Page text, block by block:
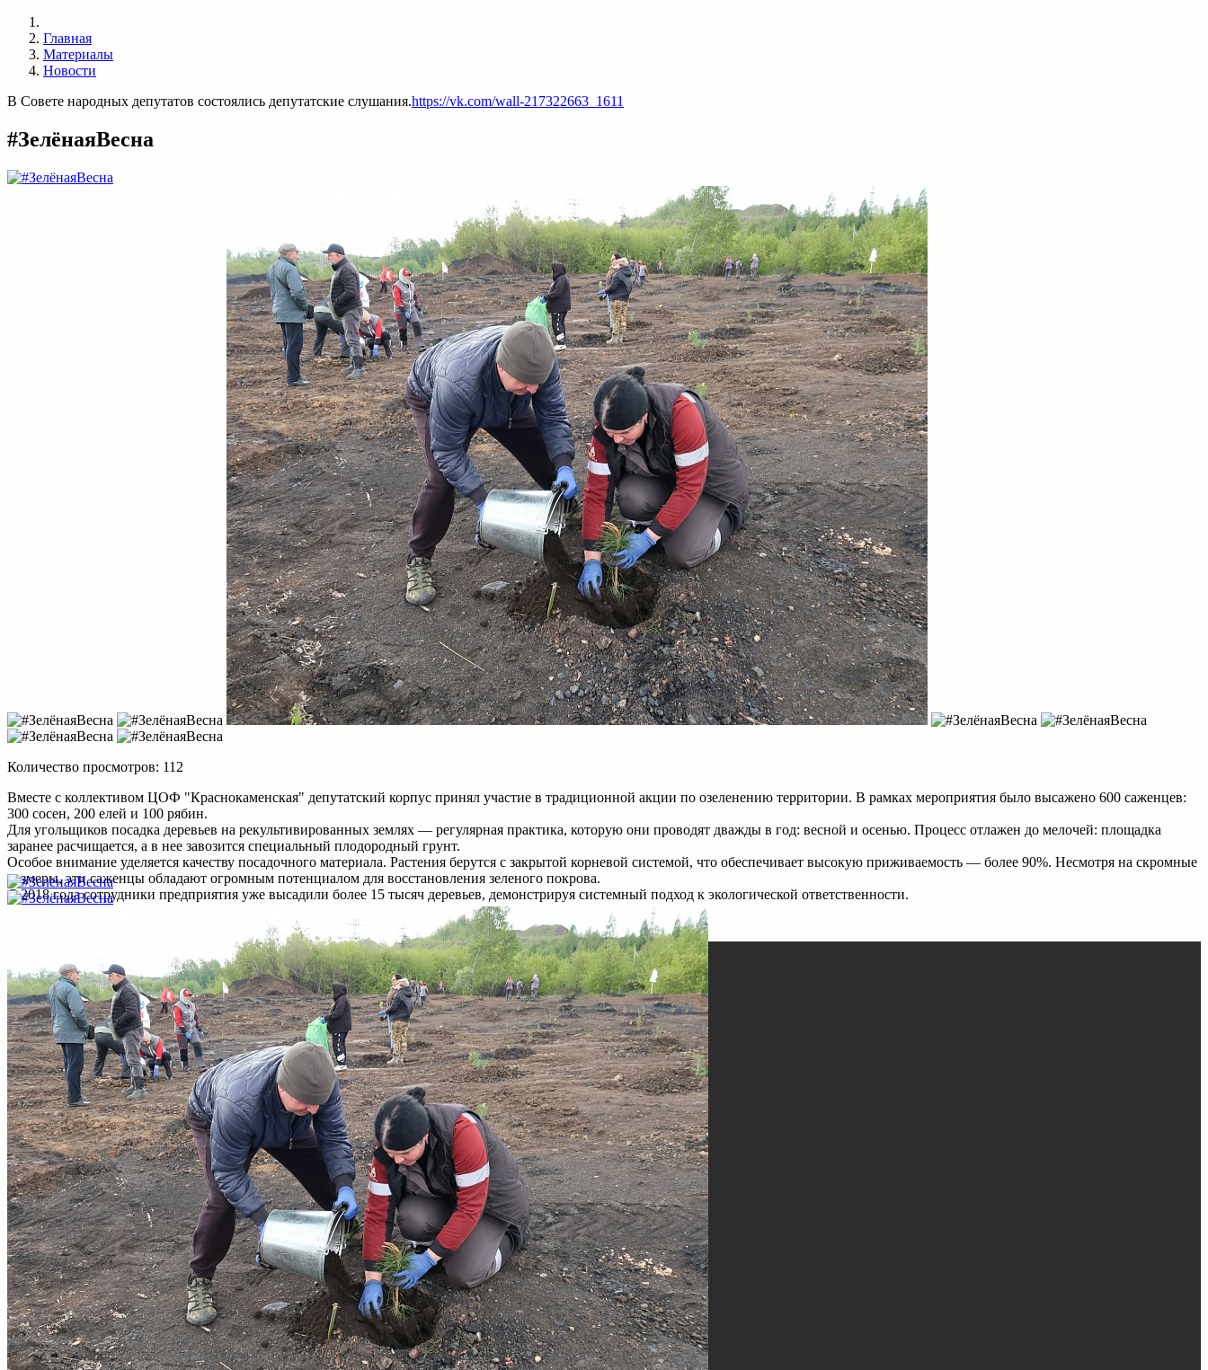
Главная
Материалы
Новости
В Совете народных депутатов состоялись депутатские слушания.https://vk.com/wall-217322663_1611
#ЗелёнаяВесна
Количество просмотров: 112
Вместе c коллективом ЦОФ "Краснокаменская" депутатский корпус принял участие в традиционной акции по озеленению территории. В рамках мероприятия было высажено 600 саженцев:
300 сосен, 200 елей и 100 рябин.
Для угольщиков посадка деревьев на рекультивированных землях — регулярная практика, которую они проводят дважды в год: весной и осенью. Процесс отлажен до мелочей: площадка
заранее расчищается, а в нее завозится специальный плодородный грунт.
Особое внимание уделяется качеству посадочного материала. Растения берутся с закрытой корневой системой, что обеспечивает высокую приживаемость — более 90%. Несмотря на скромные
размеры, эти саженцы обладают огромным потенциалом для восстановления зеленого покрова.
С 2018 года сотрудники предприятия уже высадили более 15 тысяч деревьев, демонстрируя системный подход к экологической ответственности.
Киселёвск, Кемеровская область — Кузбасс, улица Ленина, 30, 652700
+7 (38464) 2-17-38
gorsovet-kis@yandex.ru
Нашли ошибку? Сообщите нам!
Выделите и нажмите Ctr+Enter
Разделы
Главная
О Совете
Деятельность
Нормотворчество
Молодежный парламент
Кадровая политика
Избирателю
Контакты
Карта сайта
Следуйте за нами
Обратная связь